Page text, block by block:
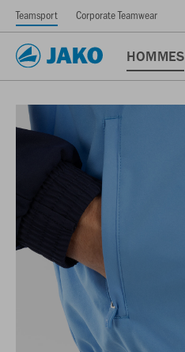
Teamsport Corporate Teamwear
HOMMES